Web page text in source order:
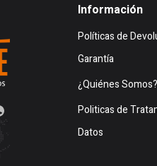
Información
Políticas de
Garantía
¿Quiénes Somos?
Politicas de
Datos